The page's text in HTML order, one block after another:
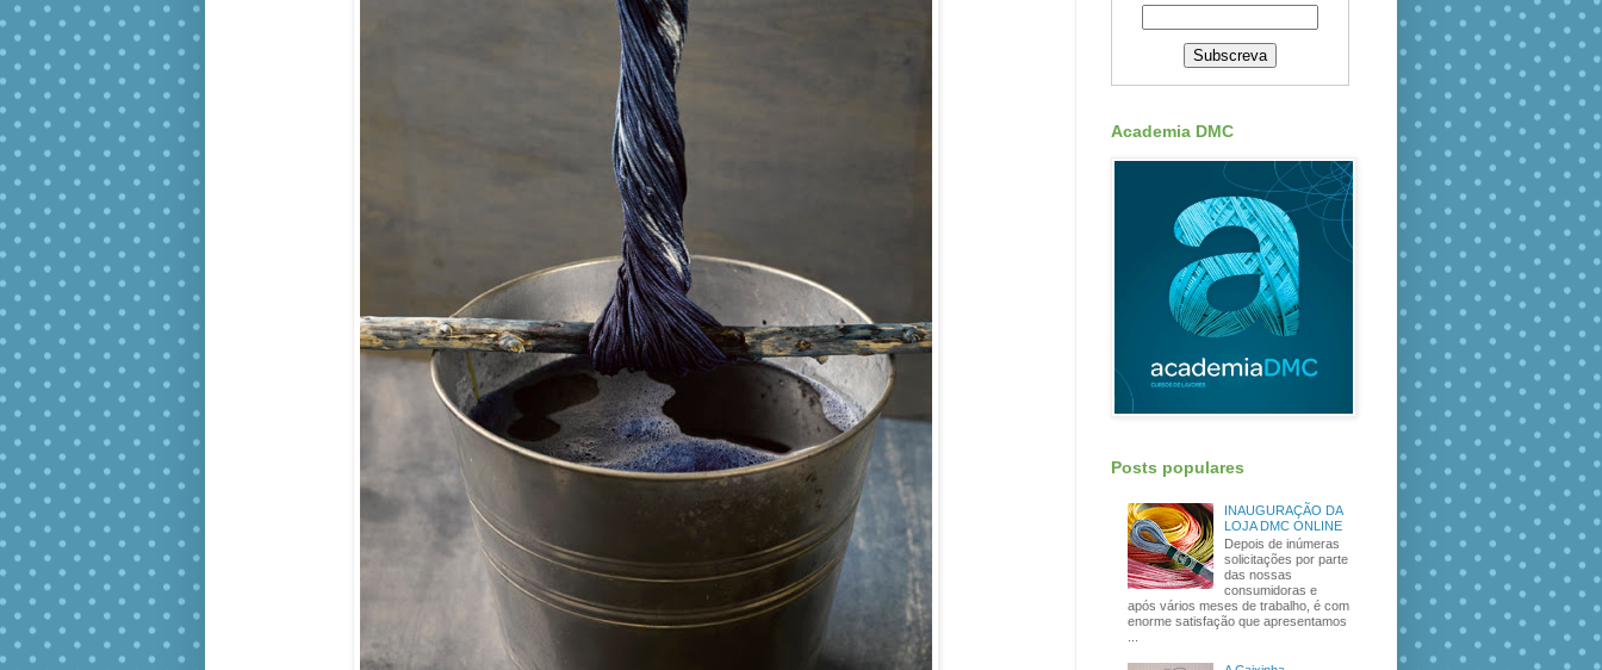
Academia DMC
Posts populares
INAUGURAÇÃO DA
LOJA DMC ONLINE
Depois de inúmeras
solicitações por parte
das nossas
consumidoras e
após vários meses de trabalho, é com
enorme satisfação que apresentamos